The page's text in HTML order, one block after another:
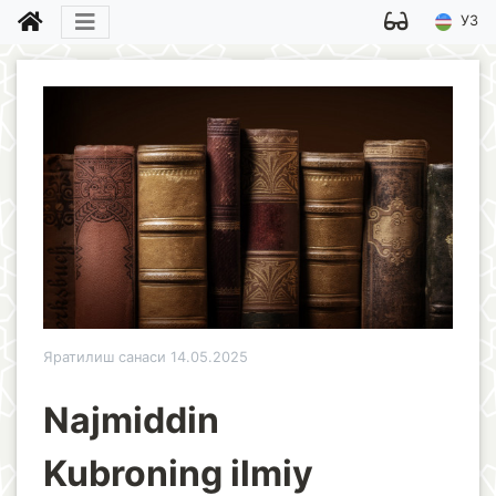
УЗ
Яратилиш санаси 14.05.2025
Najmiddin
Kubroning ilmiy